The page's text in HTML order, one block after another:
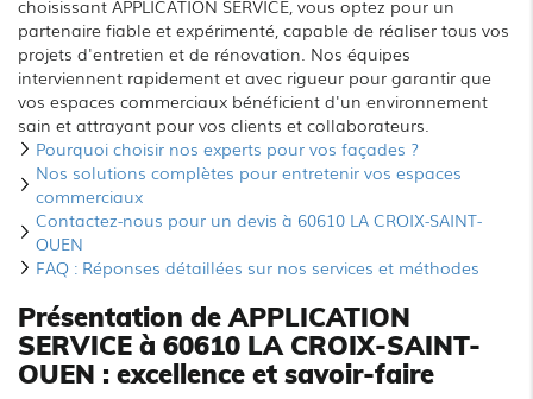
choisissant APPLICATION SERVICE, vous optez pour un
partenaire fiable et expérimenté, capable de réaliser tous vos
projets d'entretien et de rénovation. Nos équipes
interviennent rapidement et avec rigueur pour garantir que
vos espaces commerciaux bénéficient d'un environnement
sain et attrayant pour vos clients et collaborateurs.
Pourquoi choisir nos experts pour vos façades ?
Nos solutions complètes pour entretenir vos espaces
commerciaux
Contactez-nous pour un devis à 60610 LA CROIX-SAINT-
OUEN
FAQ : Réponses détaillées sur nos services et méthodes
Présentation de APPLICATION
SERVICE à 60610 LA CROIX-SAINT-
OUEN : excellence et savoir-faire